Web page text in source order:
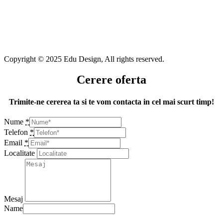
Copyright © 2025 Edu Design, All rights reserved.
Cerere oferta
Trimite-ne cererea ta si te vom contacta in cel mai scurt timp!
Nume *
Telefon *
Email *
Localitate
Mesaj
Name